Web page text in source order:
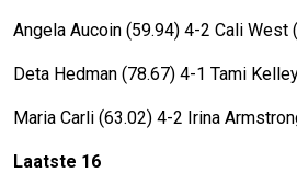
Angela Aucoin (59.94) 4-2 Cali West
Deta Hedman (78.67) 4-1 Tami
Maria Carli (63.02) 4-2 Irina
Laatste 16